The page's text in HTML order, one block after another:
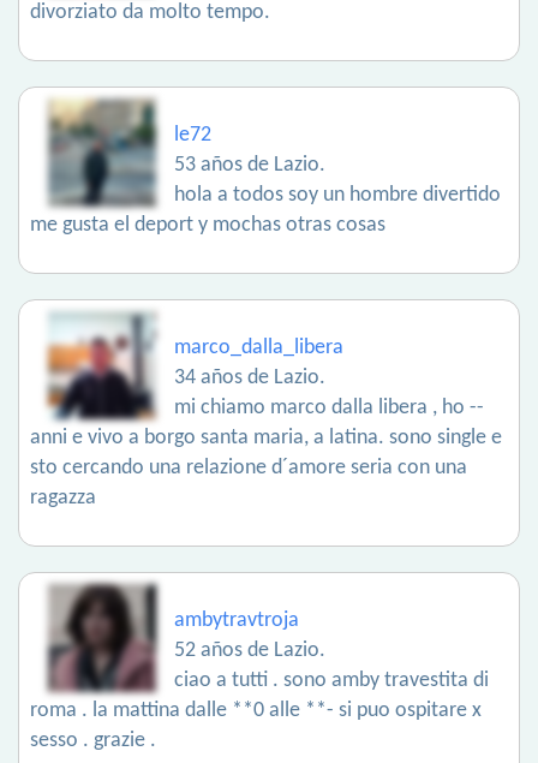
divorziato da molto tempo.
le72
53 años de Lazio.
hola a todos soy un hombre divertido
me gusta el deport y mochas otras cosas
marco_dalla_libera
34 años de Lazio.
mi chiamo marco dalla libera , ho --
anni e vivo a borgo santa maria, a latina. sono single e
sto cercando una relazione d´amore seria con una
ragazza
ambytravtroja
52 años de Lazio.
ciao a tutti . sono amby travestita di
roma . la mattina dalle **0 alle **- si puo ospitare x
sesso . grazie .